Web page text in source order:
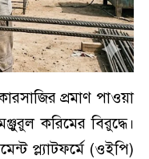
প্রমাণ পাওয়া
করিমের বিরুদ্ধে।
প্ল্যাটফর্মে (ওইপি)